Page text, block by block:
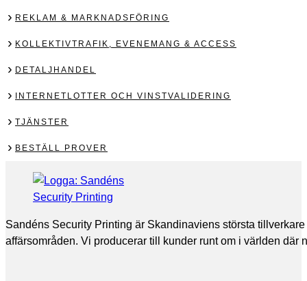
REKLAM & MARKNADSFÖRING
KOLLEKTIVTRAFIK, EVENEMANG & ACCESS
DETALJHANDEL
INTERNETLOTTER OCH VINSTVALIDERING
TJÄNSTER
BESTÄLL PROVER
Sandéns Security Printing är Skandinaviens största
affärsområden. Vi producerar till kunder runt om i världen där